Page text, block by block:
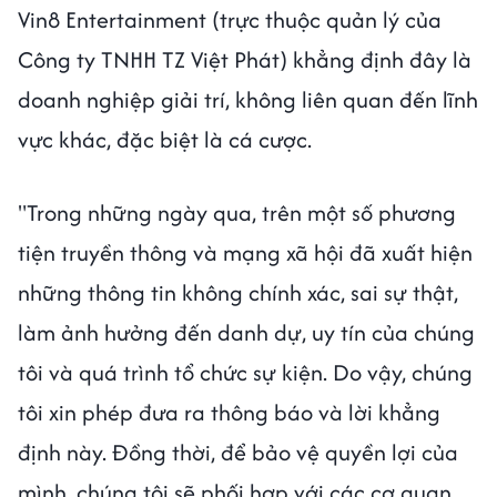
Vin8 Entertainment (trực thuộc quản lý của
Công ty TNHH TZ Việt Phát) khẳng định đây là
doanh nghiệp giải trí, không liên quan đến lĩnh
vực khác, đặc biệt là cá cược.
"Trong những ngày qua, trên một số phương
tiện truyền thông và mạng xã hội đã xuất hiện
những thông tin không chính xác, sai sự thật,
làm ảnh hưởng đến danh dự, uy tín của chúng
tôi và quá trình tổ chức sự kiện. Do vậy, chúng
tôi xin phép đưa ra thông báo và lời khẳng
định này. Đồng thời, để bảo vệ quyền lợi của